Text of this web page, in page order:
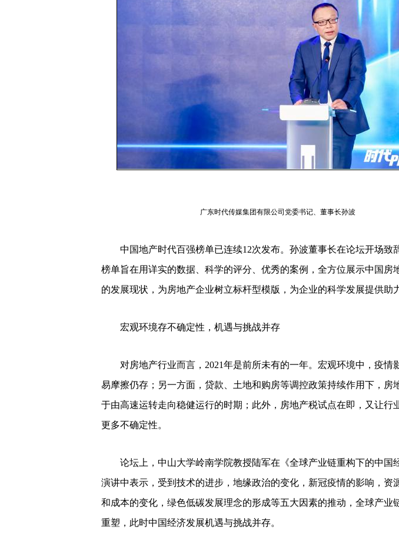
广东时代传媒集团有限公司党委书记、董事长孙波
中国地产时代百强榜单已连续12次发布。孙波董事长在论坛开场致
榜单旨在用详实的数据、科学的评分、优秀的案例，全方位展示中国房
的发展现状，为房地产企业树立标杆型模版，为企业的科学发展提供助
宏观环境存不确定性，机遇与挑战并存
对房地产行业而言，2021年是前所未有的一年。宏观环境中，疫情
易摩擦仍存；另一方面，贷款、土地和购房等调控政策持续作用下，房
于由高速运转走向稳健运行的时期；此外，房地产税试点在即，又让行
更多不确定性。
论坛上，中山大学岭南学院教授陆军在《全球产业链重构下的中国
演讲中表示，受到技术的进步，地缘政治的变化，新冠疫情的影响，资
和成本的变化，绿色低碳发展理念的形成等五大因素的推动，全球产业
重塑，此时中国经济发展机遇与挑战并存。